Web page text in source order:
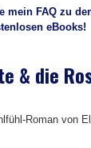
mein FAQ zu
eBooks!
& die
Roman von